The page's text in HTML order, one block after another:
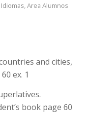
,Area Alumnos
and cities,
ex. 1
book page 60